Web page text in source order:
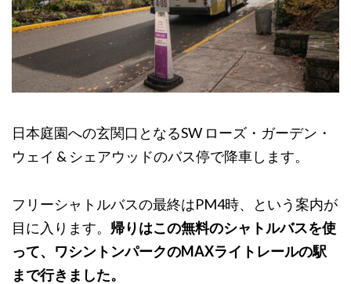
日本庭園への玄関口となるSW ローズ・ガーデン・
ウェイ & シェアウッドのバス停で降車します。
フリーシャトルバスの最終はPM4時、という案内が
目に入ります。 帰りはこの無料のシャトルバスを使
って、ワシントンパークのMAXライトレールの駅
まで行きました。